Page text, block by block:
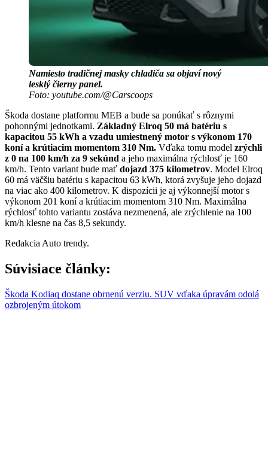
Namiesto tradičnej masky chladiča sa objaví nový
lesklý čierny panel.
Foto: youtube.com/@Carscoops
Škoda dostane platformu MEB a bude sa ponúkať s rôznymi
pohonnými jednotkami. Základný Elroq 50 má batériu s
kapacitou 55 kWh a vzadu umiestnený motor s výkonom 170
koní a krútiacim momentom 310 Nm. Vďaka tomu model zrýchli
z 0 na 100 km/h za 9 sekúnd a jeho maximálna rýchlosť je 160
km/h. Tento variant bude mať dojazd 375 kilometrov. Model Elroq
60 má väčšiu batériu s kapacitou 63 kWh, ktorá zvyšuje jeho dojazd
na viac ako 400 kilometrov. K dispozícii je aj výkonnejší motor s
výkonom 201 koní a krútiacim momentom 310 Nm. Maximálna
rýchlosť tohto variantu zostáva nezmenená, ale zrýchlenie na 100
km/h klesne na čas 8,5 sekundy.
Redakcia Auto trendy.
Súvisiace články:
Škoda Kodiaq dostane obrnenú verziu. SUV vďaka úpravám odolá
ozbrojeným útokom